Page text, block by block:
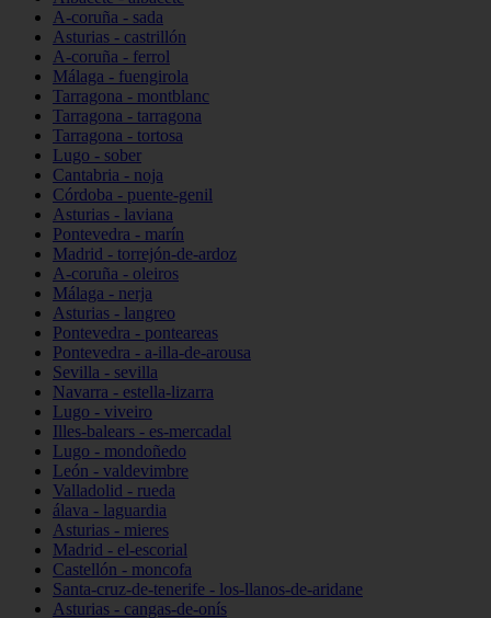
A-coruña - sada
Asturias - castrillón
A-coruña - ferrol
Málaga - fuengirola
Tarragona - montblanc
Tarragona - tarragona
Tarragona - tortosa
Lugo - sober
Cantabria - noja
Córdoba - puente-genil
Asturias - laviana
Pontevedra - marín
Madrid - torrejón-de-ardoz
A-coruña - oleiros
Málaga - nerja
Asturias - langreo
Pontevedra - ponteareas
Pontevedra - a-illa-de-arousa
Sevilla - sevilla
Navarra - estella-lizarra
Lugo - viveiro
Illes-balears - es-mercadal
Lugo - mondoñedo
León - valdevimbre
Valladolid - rueda
álava - laguardia
Asturias - mieres
Madrid - el-escorial
Castellón - moncofa
Santa-cruz-de-tenerife - los-llanos-de-aridane
Asturias - cangas-de-onís